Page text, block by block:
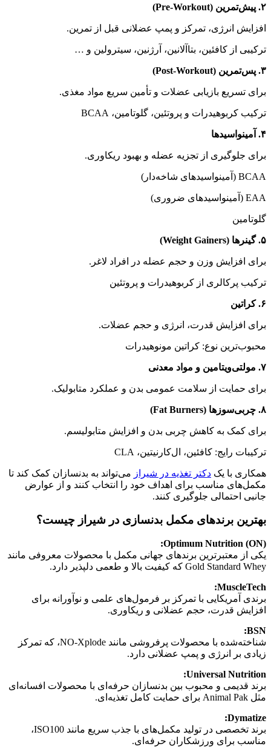
۲. پیش‌تمرین (Pre-Workout)
افزایش انرژی، تمرکز و پمپ عضلانی قبل از تمرین.
ترکیبی از کافئین، بتاآلانین، آرژنین، سیترولین و …
۳. پس‌تمرین (Post-Workout)
برای تسریع بازیابی عضلات و تأمین سریع مواد مغذی.
ترکیب کربوهیدرات و پروتئین، گلوتامین، BCAA
۴. آمینواسیدها
برای جلوگیری از تجزیه عضله و بهبود ریکاوری.
BCAA (آمینواسیدهای شاخه‌دار)
EAA (آمینواسیدهای ضروری)
گلوتامین
۵. گینرها (Weight Gainers)
برای افزایش وزن و حجم عضله در افراد لاغر.
ترکیب پرکالری از کربوهیدرات و پروتئین
۶. کراتین
برای افزایش قدرت، انرژی و حجم عضلات.
محبوب‌ترین نوع: کراتین مونوهیدرات
۷. مولتی‌ویتامین و مواد معدنی
برای حمایت از سلامت عمومی بدن و عملکرد متابولیک.
۸. چربی‌سوزها (Fat Burners)
برای کمک به کاهش چربی بدن و افزایش متابولیسم.
ترکیبات رایج: کافئین، ال‌کارنیتین، CLA
همکاری با یک دکتر تغذیه در شیراز می‌تواند به بدنسازان کمک کند تا
مکمل‌های مناسب برای اهداف خود را انتخاب کنند و از عوارض
جانبی احتمالی جلوگیری کنند.
بهترین برندهای مکمل بدنسازی در شیراز چیست؟
Optimum Nutrition (ON):
یکی از معتبرترین برندهای جهانی مکمل با محصولات معروفی مانند
Gold Standard Whey که کیفیت بالا و طعمی دلپذیر دارد.
MuscleTech:
برندی آمریکایی با تمرکز بر فرمول‌های علمی و نوآورانه برای
افزایش قدرت، حجم عضلانی و ریکاوری.
BSN:
شناخته‌شده با محصولات پرفروشی مانند NO-Xplode، که تمرکز
زیادی بر انرژی و پمپ عضلانی دارد.
Universal Nutrition:
برند قدیمی و محبوب بین بدنسازان حرفه‌ای با محصولات افسانه‌ای
مثل Animal Pak برای حمایت کامل تغذیه‌ای.
Dymatize:
برند تخصصی در تولید مکمل‌های با جذب سریع مانند ISO100،
مناسب برای ورزشکاران حرفه‌ای.